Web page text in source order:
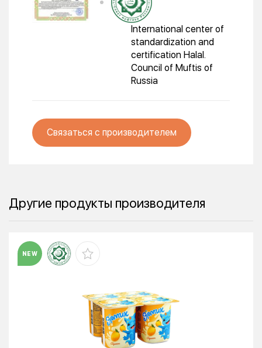
International center of
standardization and
certification Halal.
Council of Muftis of
Russia
Связаться с производителем
Другие продукты производителя
NEW